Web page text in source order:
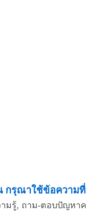
กรุณาใช้ข้อควา
มรู้, ถาม-ตอบปัญหา